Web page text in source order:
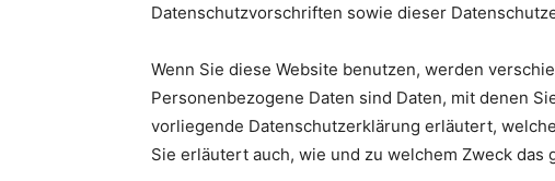
Datenschutzvorschriften sowie dieser
Wenn Sie diese Website benutzen, werden
Personenbezogene Daten sind Daten, mit denen
vorliegende Datenschutzerklärung erläutert,
Sie erläutert auch, wie und zu welchem Zweck das